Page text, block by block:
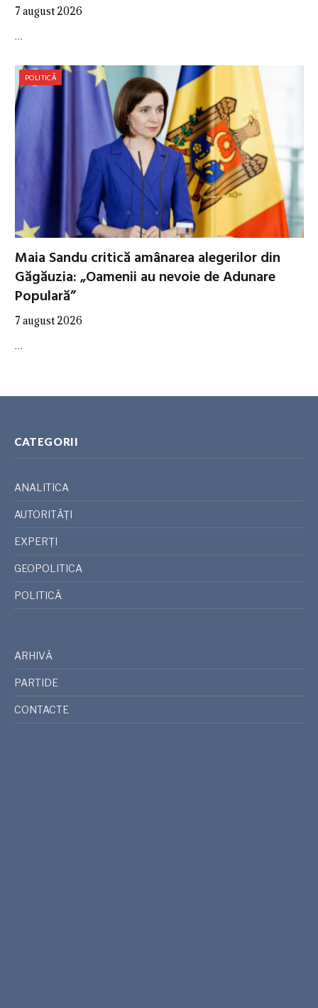
7 august 2026
…
POLITICĂ
Maia Sandu critică amânarea alegerilor din
Găgăuzia: „Oamenii au nevoie de Adunare
Populară”
7 august 2026
…
CATEGORII
ANALITICA
AUTORITĂȚI
EXPERȚI
GEOPOLITICA
POLITICĂ
ARHIVĂ
PARTIDE
CONTACTE